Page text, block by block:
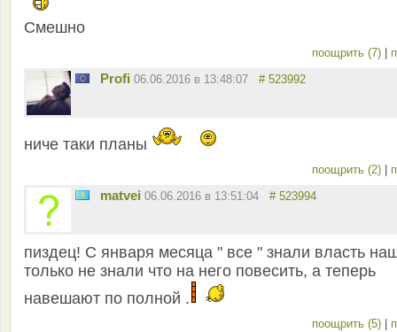
Смешно
поощрить (7)
Profi 06.06.2016 в 13:48:07 # 523992
ниче таки планы
поощрить (2)
matvei 06.06.2016 в 13:51:04 # 523994
пиздец! С января месяца " все " знали власть
только не знали что на него повесить, а теперь
навешают по полной .
поощрить (5)